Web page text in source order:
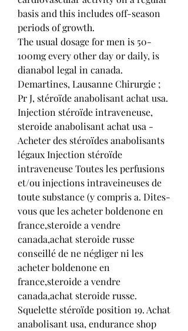
basis and this includes off-season
periods of growth.
The usual dosage for men is 50-
100mg every other day or daily, is
dianabol legal in canada.
Demartines, Lausanne Chirurgie ;
Pr J, stéroïde anabolisant achat usa.
Injection stéroïde intraveneuse,
steroide anabolisant achat usa -
Acheter des stéroïdes anabolisants
légaux Injection stéroïde
intraveneuse Toutes les perfusions
et/ou injections intraveineuses de
toute substance (y compris a. Dites-
vous que les acheter boldenone en
france,steroide a vendre
canada,achat steroide russe
conseillé de ne négliger ni les
acheter boldenone en
france,steroide a vendre
canada,achat steroide russe.
Squelette stéroïde position 19. Achat
anabolisant usa, endurance shop